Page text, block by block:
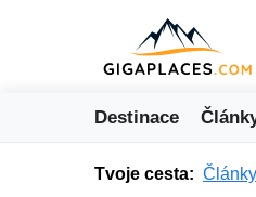
Destinace
Tvoje cesta: Články